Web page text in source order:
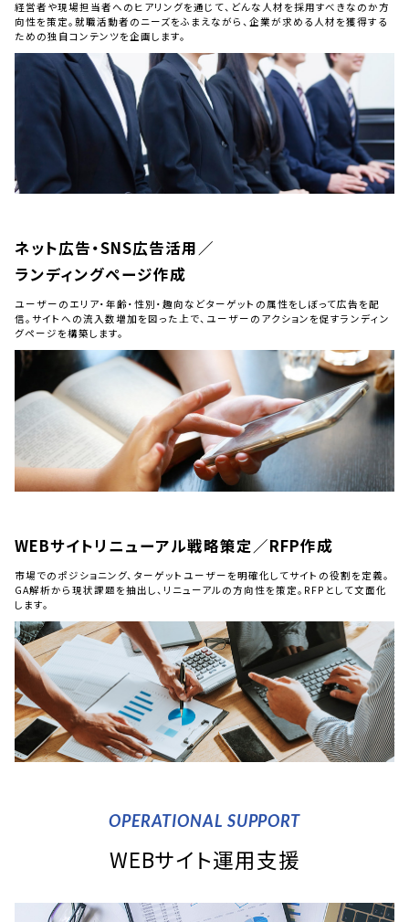
経営者や現場担当者へのヒアリングを通じて、どんな人材を採用すべきなのか方
向性を策定。就職活動者のニーズをふまえながら、企業が求める人材を獲得する
ための独自コンテンツを企画します。
ネット広告・SNS広告活用／
ランディングページ作成
ユーザーのエリア・年齢・性別・趣向などターゲットの属性をしぼって広告を配
信。サイトへの流入数増加を図った上で、ユーザーのアクションを促すランディン
グページを構築します。
WEBサイトリニューアル戦略策定／RFP作成
市場でのポジショニング、ターゲットユーザーを明確化してサイトの役割を定義。
GA解析から現状課題を抽出し、リニューアルの方向性を策定。RFPとして文面化
します。
OPERATIONAL SUPPORT
WEBサイト運用支援